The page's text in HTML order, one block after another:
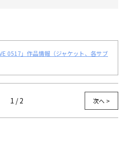
0517」作品情報（ジャケット、各サブ
1 / 2 次へ >